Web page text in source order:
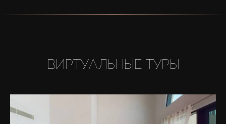
ВИРТУАЛЬНЫЕ ТУРЫ